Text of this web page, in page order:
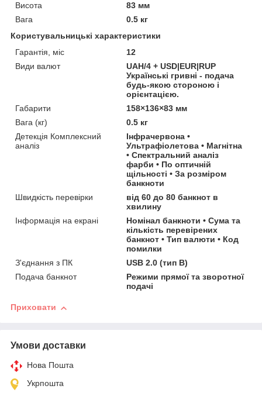
Висота
83 мм
Вага
0.5 кг
Користувальницькі характеристики
Гарантія, міс
12
Види валют
UAH/4 + USD|EUR|RUP
Українські гривні - подача
будь-якою стороною і
орієнтацією.
Габарити
158×136×83 мм
Вага (кг)
0.5 кг
Детекція Комплексний
аналіз
Інфрачервона •
Ультрафіолетова • Магнітна
• Спектральний аналіз
фарби • По оптичній
щільності • За розміром
банкноти
Швидкість перевірки
від 60 до 80 банкнот в
хвилину
Інформація на екрані
Номінал банкноти • Сума та
кількість перевірених
банкнот • Тип валюти • Код
помилки
З'єднання з ПК
USB 2.0 (тип B)
Подача банкнот
Режими прямої та зворотної
подачі
Приховати
Умови доставки
Нова Пошта
Укрпошта